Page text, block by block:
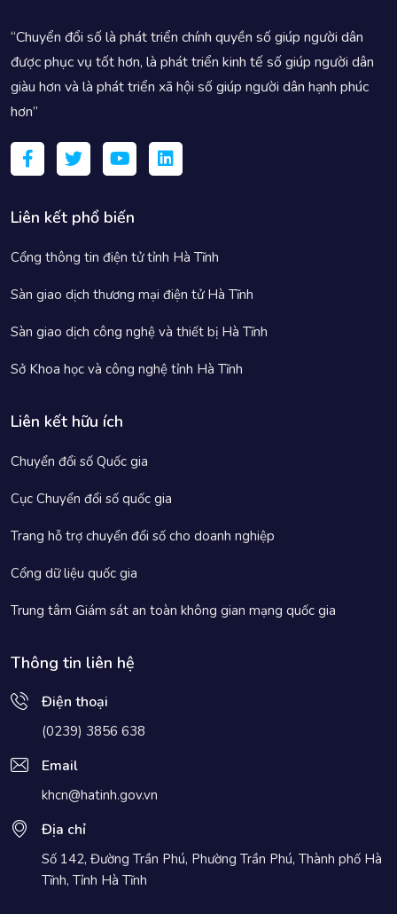
“Chuyển đổi số là phát triển chính quyền số giúp người dân
được phục vụ tốt hơn, là phát triển kinh tế số giúp người dân
giàu hơn và là phát triển xã hội số giúp người dân hạnh phúc
hơn”
Liên kết phổ biến
Cổng thông tin điện tử tỉnh Hà Tĩnh
Sàn giao dịch thương mại điện tử Hà Tĩnh
Sàn giao dịch công nghệ và thiết bị Hà Tĩnh
Sở Khoa học và công nghệ tỉnh Hà Tĩnh
Liên kết hữu ích
Chuyển đổi số Quốc gia
Cục Chuyển đổi số quốc gia
Trang hỗ trợ chuyển đổi số cho doanh nghiệp
Cổng dữ liệu quốc gia
Trung tâm Giám sát an toàn không gian mạng quốc gia
Thông tin liên hệ
Điện thoại
(0239) 3856 638
Email
khcn@hatinh.gov.vn
Địa chỉ
Số 142, Đường Trần Phú, Phường Trần Phú, Thành phố Hà
Tĩnh, Tỉnh Hà Tĩnh